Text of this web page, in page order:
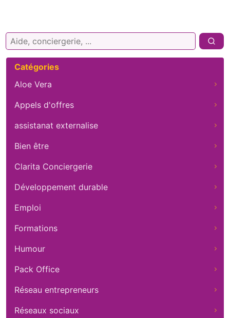
Rechercher :
Catégories
Aloe Vera
Appels d'offres
assistanat externalise
Bien être
Clarita Conciergerie
Développement durable
Emploi
Formations
Humour
Pack Office
Réseau entrepreneurs
Réseaux sociaux